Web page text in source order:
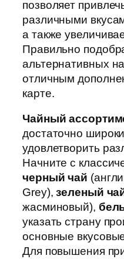
позволяет
различными
а также
Правильно
альтернативных
отличным
карте.
Чайный
достаточно
удовлетворить
Начните с
черный чай
Grey),зеленый
жасминовый),
указать страну
основные
Для повышения